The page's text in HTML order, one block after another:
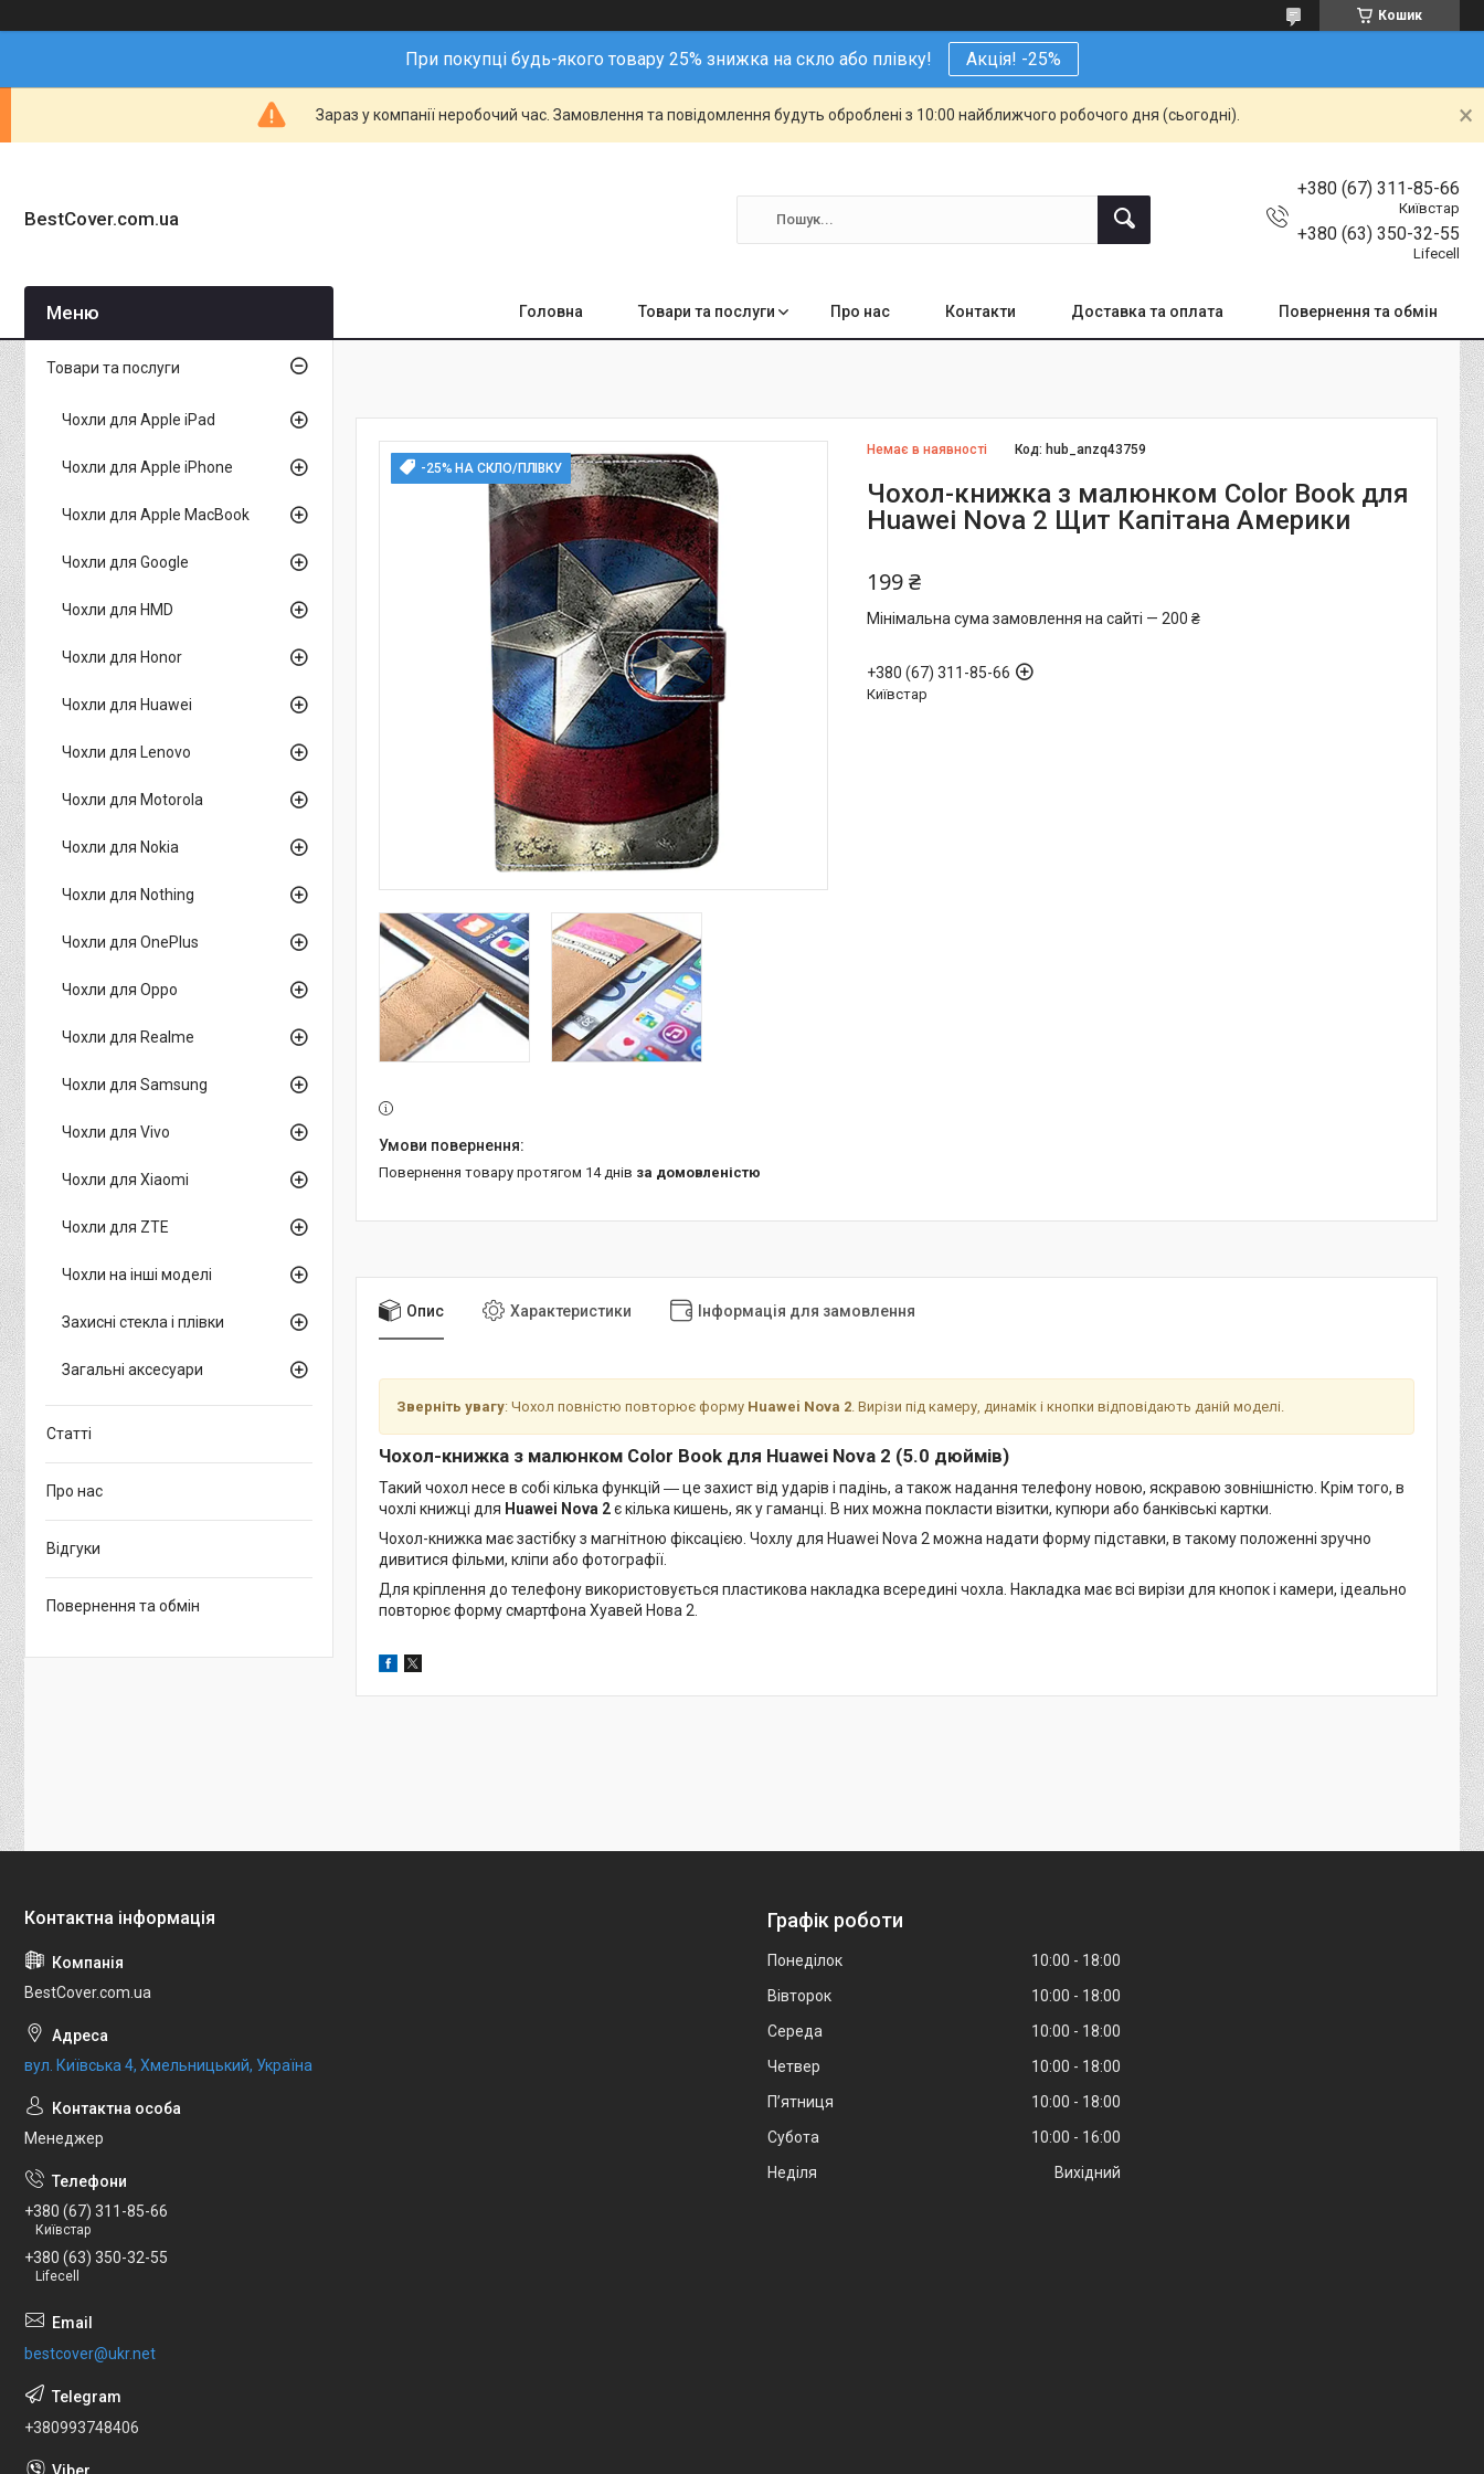
Кошик
При покупці будь-якого товару 25% знижка на скло або плівку! Акція! -25%
Зараз у компанії неробочий час. Замовлення та повідомлення будуть оброблені з 10:00 найближчого робочого дня (сьогодні).
BestCover.com.ua
+380 (67) 311-85-66
Київстар
+380 (63) 350-32-55
Lifecell
Головна Товари та послуги Про нас Контакти Доставка та оплата Повернення та обмін
-25% НА СКЛО/ПЛІВКУ
Немає в наявності Код: hub_anzq43759
Чохол-книжка з малюнком Color Book для
Huawei Nova 2 Щит Капітана Америки
199 ₴
Мінімальна сума замовлення на сайті — 200 ₴
+380 (67) 311-85-66
Київстар
повернення товару протягом 14 днів за домовленістю
Опис Характеристики Інформація для замовлення
Зверніть увагу: Чохол повністю повторює форму Huawei Nova 2. Вирізи під камеру, динамік і кнопки відповідають даній моделі.
Чохол-книжка з малюнком Color Book для Huawei Nova 2 (5.0 дюймів)
Такий чохол несе в собі кілька функцій ― це захист від ударів і падінь, а також надання телефону новою, яскравою зовнішністю. Крім того, в
чохлі книжці для Huawei Nova 2є кілька кишень, як у гаманці. В них можна покласти візитки, купюри або банківські картки.
Чохол-книжка має застібку з магнітною фіксацією. Чохлу для Huawei Nova 2 можна надати форму підставки, в такому положенні зручно
дивитися фільми, кліпи або фотографії.
Для кріплення до телефону використовується пластикова накладка всередині чохла. Накладка має всі вирізи для кнопок і камери, ідеально
повторює форму смартфона Хуавей Нова 2.
Товари та послуги
Чохли для Apple iPad
Чохли для Apple iPhone
Чохли для Apple MacBook
Чохли для Google
Чохли для HMD
Чохли для Honor
Чохли для Huawei
Чохли для Lenovo
Чохли для Motorola
Чохли для Nokia
Чохли для Nothing
Чохли для OnePlus
Чохли для Oppo
Чохли для Realme
Чохли для Samsung
Чохли для Vivo
Чохли для Xiaomi
Чохли для ZTE
Чохли на інші моделі
Захисні стекла і плівки
Загальні аксесуари
Статті
Про нас
Відгуки
Повернення та обмін
BestCover.com.ua
вул. Київська 4, Хмельницький, Україна
Менеджер
+380 (67) 311-85-66
Київстар
+380 (63) 350-32-55
Lifecell
bestcover@ukr.net
+380993748406
Графік роботи
Понеділок 10:00
18:00
Вівторок
10:00
18:00
Середа
10:00
18:00
Четвер
10:00
18:00
Пʼятниця
10:00
18:00
Субота
10:00
16:00
Неділя
Вихідний